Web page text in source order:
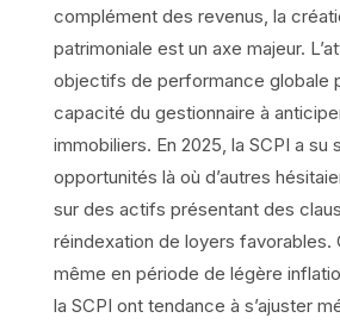
complément des revenus, la
patrimoniale est un axe majeur.
objectifs de performance globale
capacité du gestionnaire à
immobiliers. En 2025, la SCPI a su
opportunités là où d’autres
sur des actifs présentant des
réindexation de loyers favorables.
même en période de légère
la SCPI ont tendance à s’ajuster